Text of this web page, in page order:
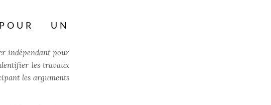
UN
indépendant pour
les travaux
les arguments